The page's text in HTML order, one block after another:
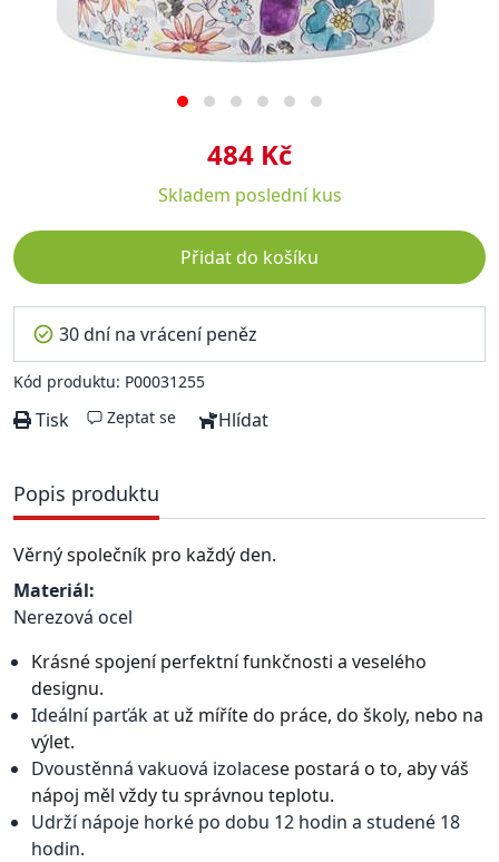
484 Kč
Skladem poslední kus
Přidat do košíku
30 dní na vrácení peněz
Kód produktu: P00031255
Tisk Zeptat se Hlídat
Popis produktu
Věrný společník pro každý den.
Materiál:
Nerezová ocel
Krásné spojení perfektní funkčnosti a veselého
designu.
Ideální parťák ať už míříte do práce, do školy, nebo na
výlet.
Dvoustěnná vakuová izolacese postará o to, aby váš
nápoj měl vždy tu správnou teplotu.
Udrží nápoje horké po dobu 12 hodin a studené 18
hodin.